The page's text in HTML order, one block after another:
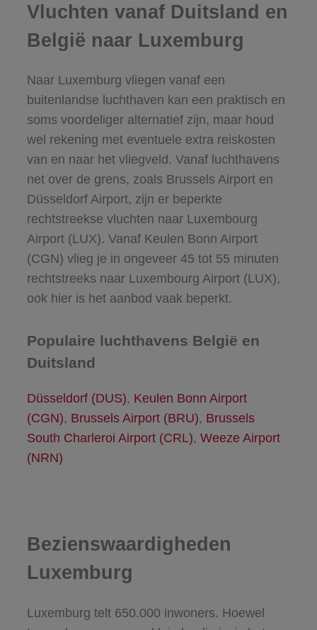
Vluchten vanaf Duitsland en
België naar Luxemburg
Naar Luxemburg vliegen vanaf een
buitenlandse luchthaven kan een praktisch en
soms voordeliger alternatief zijn, maar houd
wel rekening met eventuele extra reiskosten
van en naar het vliegveld. Vanaf luchthavens
net over de grens, zoals Brussels Airport en
Düsseldorf Airport, zijn er beperkte
rechtstreekse vluchten naar Luxembourg
Airport (LUX). Vanaf Keulen Bonn Airport
(CGN) vlieg je in ongeveer 45 tot 55 minuten
rechtstreeks naar Luxembourg Airport (LUX),
ook hier is het aanbod vaak beperkt.
Populaire luchthavens België en
Duitsland
Düsseldorf (DUS), Keulen Bonn Airport
(CGN), Brussels Airport (BRU), Brussels
South Charleroi Airport (CRL), Weeze Airport
(NRN)
Bezienswaardigheden
Luxemburg
Luxemburg telt 650.000 inwoners. Hoewel